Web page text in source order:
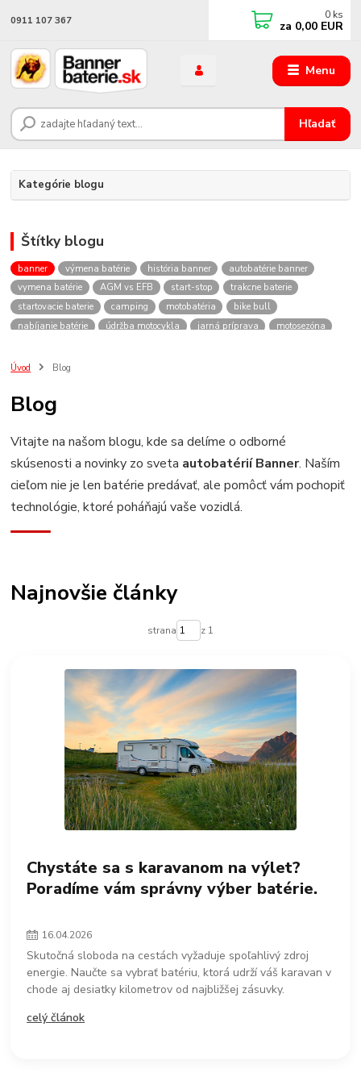
Menu
Hľadať
0911 107 367 0 ks
za 0,00 EUR
Kategórie blogu
Štítky blogu
banner výmena batérie história banner
autobatérie banner
vymena batérie
AGM vs EFB start-stop
trakcne baterie
startovacie baterie
camping motobatéria
bike bull
nabíjanie batérie
údržba motocykla jarná príprava
motosezóna
Úvod
Blog
Blog
Vitajte na našom blogu, kde sa delíme o odborné
skúsenosti a novinky zo sveta autobatérií Banner. Naším
cieľom nie je len batérie predávať, ale pomôcť vám pochopiť
technológie, ktoré poháňajú vaše vozidlá.
Najnovšie články
strana z 1
Chystáte sa s karavanom na výlet?
Poradíme vám správny výber batérie.
16.04.2026
Skutočná sloboda na cestách vyžaduje spoľahlivý zdroj
energie. Naučte sa vybrať batériu, ktorá udrží váš karavan v
chode aj desiatky kilometrov od najbližšej zásuvky.
celý článok